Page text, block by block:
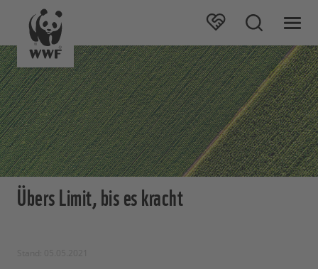
Übers Limit, bis es kracht